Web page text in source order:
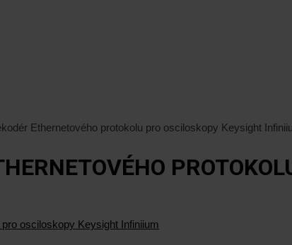
Ethernetového protokolu pro osciloskopy Keysight